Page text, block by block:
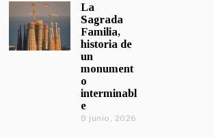
La
Sagrada
Familia,
historia de
un
monument
o
interminabl
e
8 junio, 2026